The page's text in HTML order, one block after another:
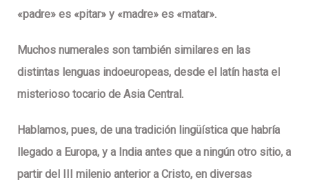
«padre» es «pitar» y «madre» es «matar».
Muchos numerales son también similares en las
distintas lenguas indoeuropeas, desde el latín hasta el
misterioso tocario de Asia Central.
Hablamos, pues, de una tradición lingüística que habría
llegado a Europa, y a India antes que a ningún otro sitio, a
partir del
III milenio anterior a Cristo, en diversas